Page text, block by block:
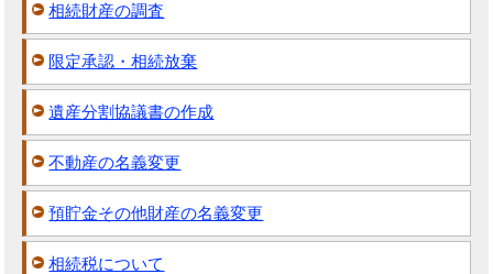
相続財産の調査
限定承認・相続放棄
遺産分割協議書の作成
不動産の名義変更
預貯金その他財産の名義変更
相続税について